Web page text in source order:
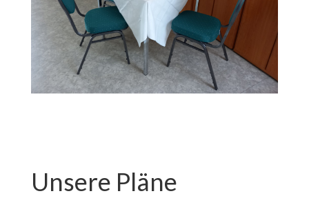
Unsere Pläne